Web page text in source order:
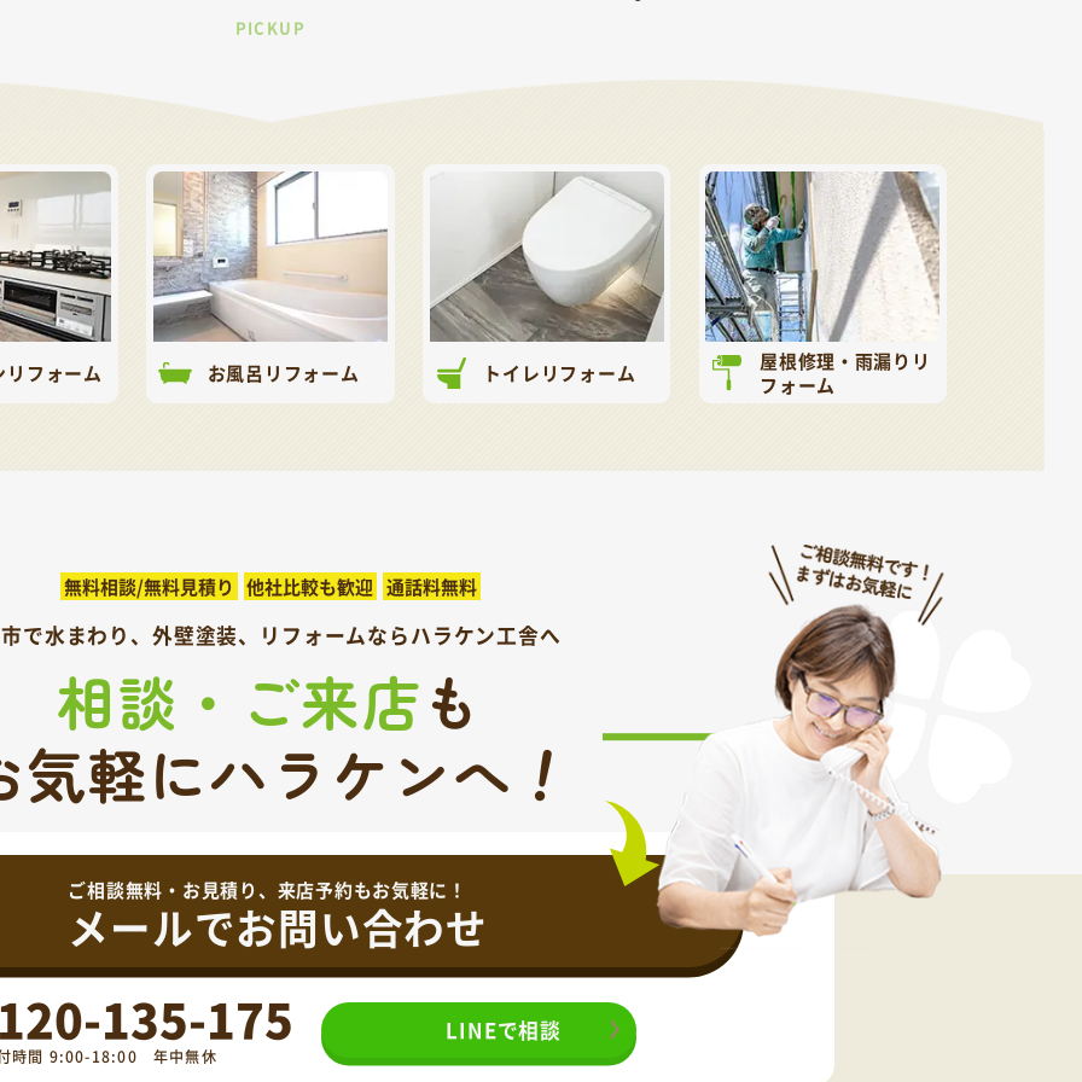
PICKUP
リフォーム お風呂リフォーム トイレリフォーム
屋根修理・雨漏りリ
フォーム
無料相談/無料見積り 他社比較も歓迎 通話料無料
で水まわり、外壁塗装、 リフォームならハラケン工舎へ
相談・ご来店も
気軽にハラケンへ！
ご相談無料・お見積り、来店予約もお気軽に！
メールでお問い合わせ
135-175
時間 9:00-18:00 年中無休
LINEで相談